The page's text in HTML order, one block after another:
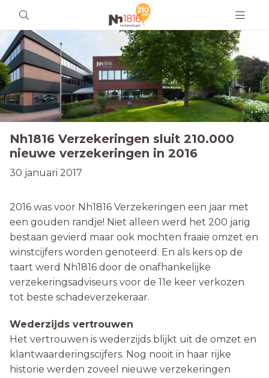
Nh1816 Verzekeringen sluit 210.000
nieuwe verzekeringen in 2016
30 januari 2017
2016 was voor Nh1816 Verzekeringen een jaar met
een gouden randje! Niet alleen werd het 200 jarig
bestaan gevierd maar ook mochten fraaie omzet en
winstcijfers worden genoteerd. En als kers op de
taart werd Nh1816 door de onafhankelijke
verzekeringsadviseurs voor de 11e keer verkozen
tot beste schadeverzekeraar.
Wederzijds vertrouwen
Het vertrouwen is wederzijds blijkt uit de omzet en
klantwaarderingscijfers. Nog nooit in haar rijke
historie werden zoveel nieuwe verzekeringen